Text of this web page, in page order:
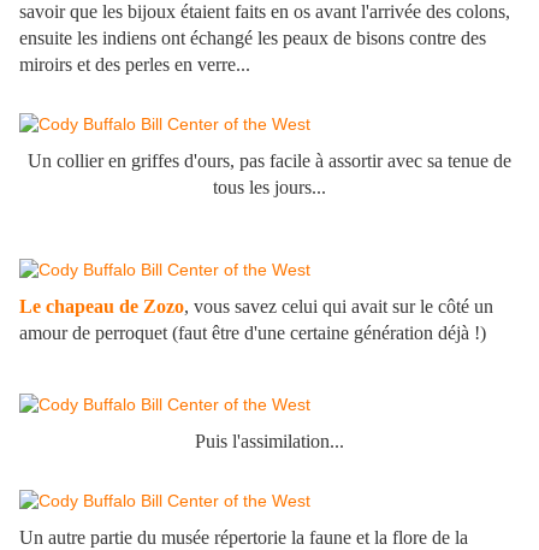
savoir que les bijoux étaient faits en os avant l'arrivée des colons,
ensuite les indiens ont échangé les peaux de bisons contre des
miroirs et des perles en verre...
Un collier en griffes d'ours, pas facile à assortir avec sa tenue de
tous les jours...
Le chapeau de Zozo, vous savez celui qui avait sur le côté un
amour de perroquet (faut être d'une certaine génération déjà !)
Puis l'assimilation...
Un autre partie du musée répertorie la faune et la flore de la